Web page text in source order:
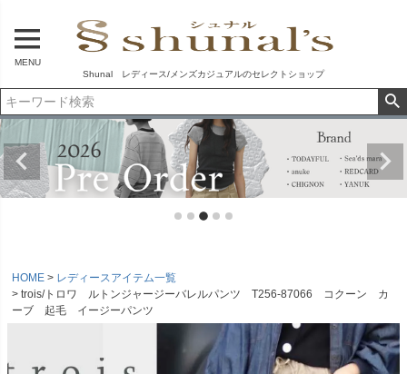
MENU
Shunal レディース/メンズカジュアルのセレクトショップ
HOME
レディースアイテム一覧
trois/トロワ ルトンジャージーバレルパンツ T256-87066 コクーン カ
ーブ 起毛 イージーパンツ